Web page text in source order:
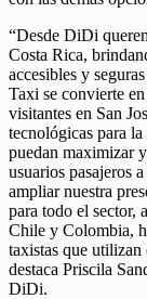
“Desde DiDi
Costa Rica,
accesibles y
Taxi se convierte
visitantes en San
tecnológicas para
puedan maximizar
usuarios pasajeros
ampliar nuestra
para todo el sector,
Chile y Colombia,
taxistas que utilizan
destaca Priscila
DiDi.